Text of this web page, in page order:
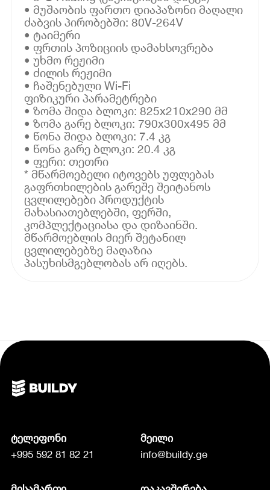
• მუშაობის ფართო დიაპაზონი მაღალი
ძაბვის პირობებში: 80V-264V
• ტაიმერი
• ფრთის პოზიციის დამახსოვრება
• უხმო რეჟიმი
• ძილის რეჟიმი
• ჩაშენებული Wi-Fi
ფიზიკური პარამეტრები
• ზომა შიდა ბლოკი: 825x210x290 მმ
• ზომა გარე ბლოკი: 790x300x495 მმ
• წონა შიდა ბლოკი: 7.4 კგ
• წონა გარე ბლოკი: 20.4 კგ
• ფერი: თეთრი
* მწარმოებელი იტოვებს უფლებას
გაფრთხილების გარეშე შეიტანოს
ცვლილებები პროდუქტის
მახასიათებლებში, ფერში,
კომპლექტაციასა და დიზაინში.
მწარმოებლის მიერ შეტანილ
ცვლილებებზე მაღაზია
პასუხისმგებლობას არ იღებს.
ტელეფონი
+995 592 81 82 21
მეილი
info@buildy.ge